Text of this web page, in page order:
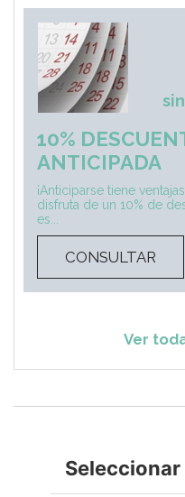
sin
10%
ANTICIPADA
¡Anticiparse tiene
disfruta de un 10% de
es...
CONSULTAR
Ver